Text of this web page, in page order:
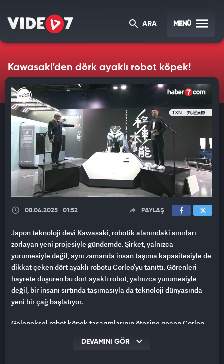
ARA MENÜ
Kawasaki'den dörk ayaklı robot köpek!
08.04.2025 01:52 PAYLAŞ
Japon teknoloji devi Kawasaki, robotik alanındaki sınırları
zorlayan yeni projesiyle gündemde. Şirket, yalnızca
yürümesiyle değil, aynı zamanda insan taşıma kapasitesiyle de
dikkat çeken dört ayaklı robotu Corleo’yu tanıttı. Görenleri
hayrete düşüren bu dört ayaklı robot, yalnızca yürümesiyle
değil, bir insanı sırtında taşımasıyla da teknoloji dünyasında
yeni bir çağ başlatıyor.
Geleneksel robot köpek tasarımlarının ötesine geçen Corleo,
endüstriyel kullanım hem de günlük yaşam için geliştirilen bu
DEVAMINI GÖR